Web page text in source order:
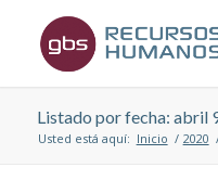
Listado por fecha: abril
Usted está aquí: Inicio / 2020